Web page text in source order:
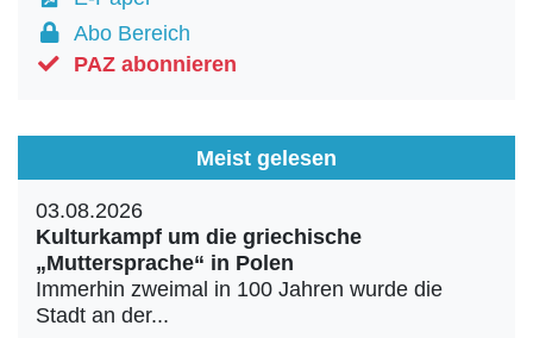
Abo Bereich
PAZ abonnieren
Meist gelesen
03.08.2026
Kulturkampf um die griechische
„Muttersprache“ in Polen
Immerhin zweimal in 100 Jahren wurde die
Stadt an der...